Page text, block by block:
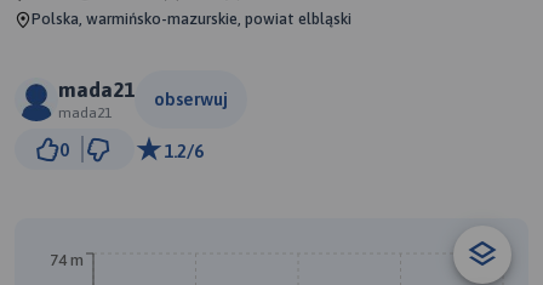
Polska, warmińsko-mazurskie, powiat elbląski
mada21
mada21
obserwuj
0 1.2/6
74 m